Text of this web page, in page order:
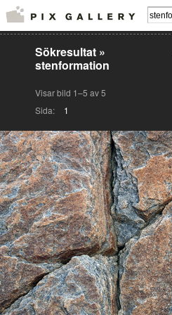
Sökresultat »
stenformation
Visar bild 1–5 av 5
Sida:
1